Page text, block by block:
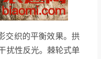
交织的平衡效果。拱
扰性反光。棘轮式单